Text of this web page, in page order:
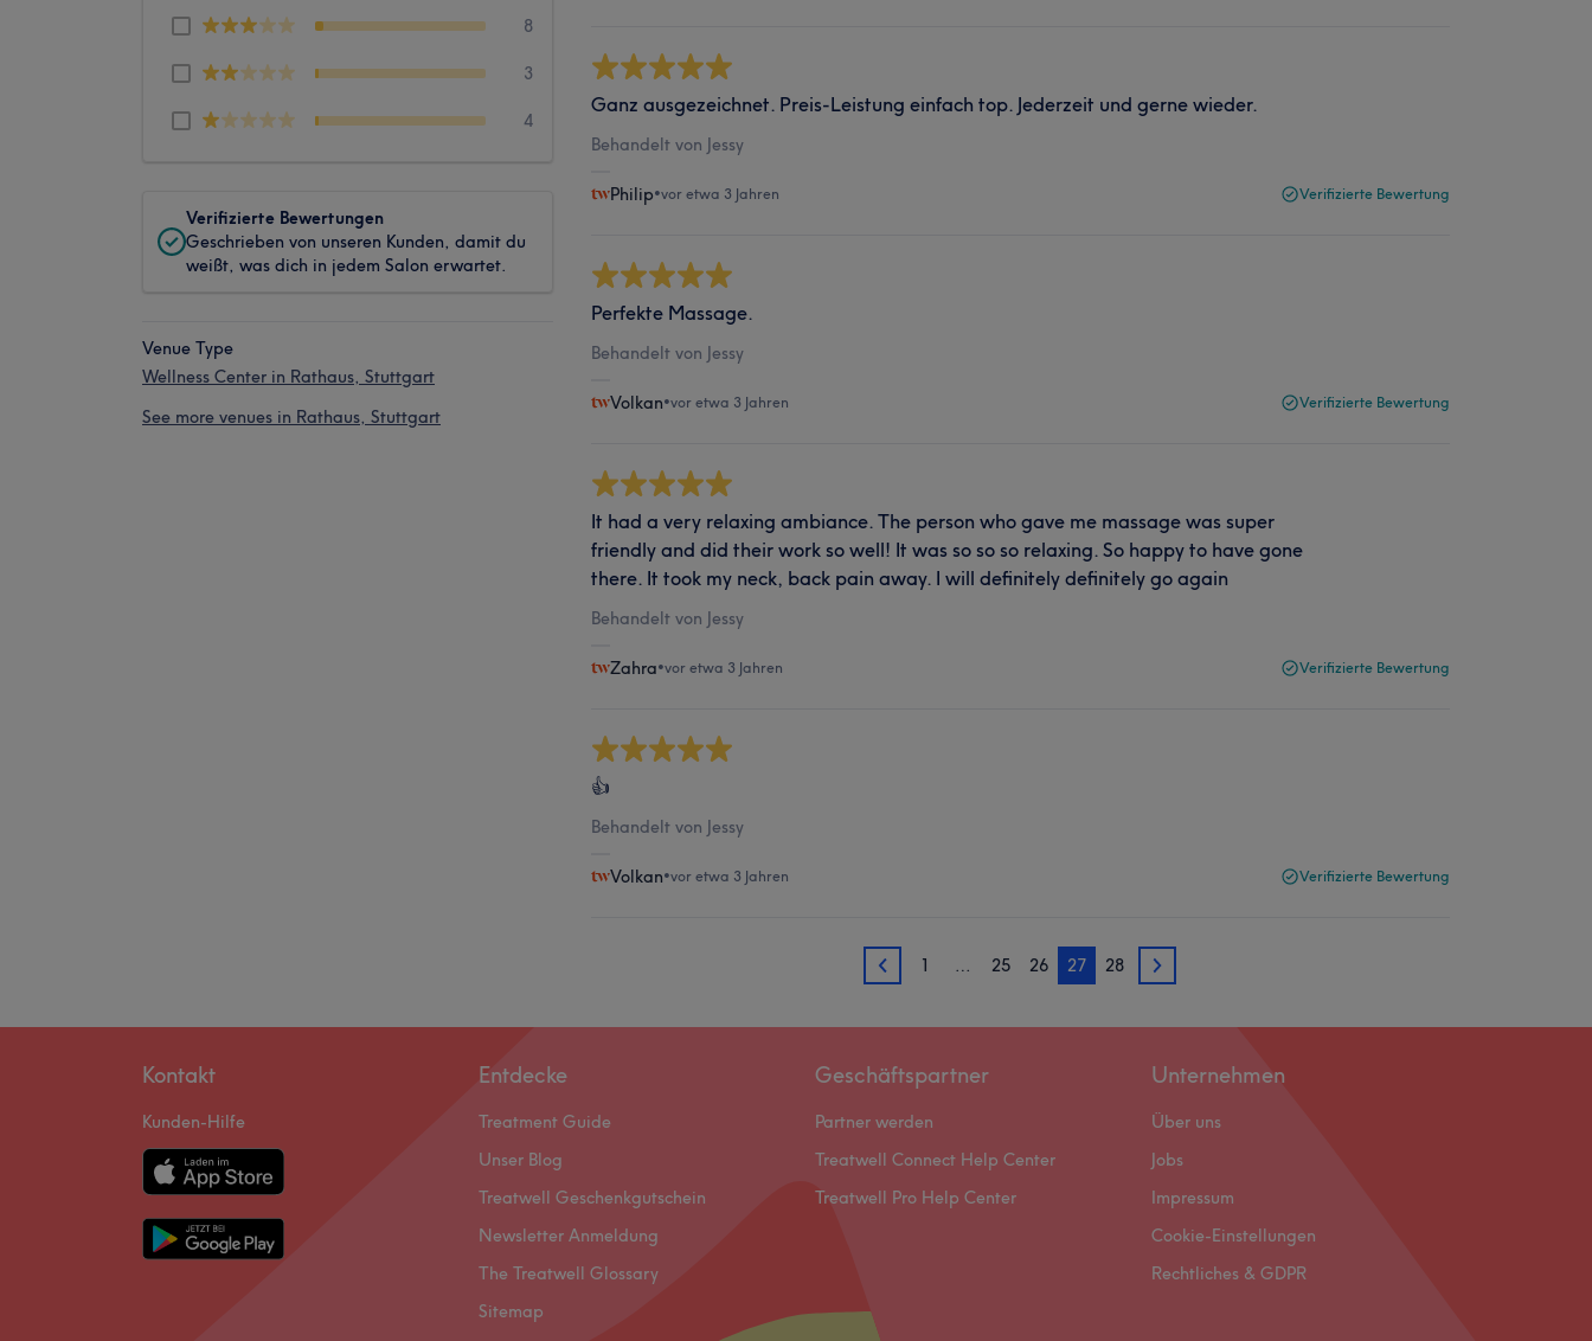
8
3
4
Verifizierte Bewertungen
Geschrieben von unseren Kunden, damit du
weißt, was dich in jedem Salon erwartet.
Venue Type
Wellness Center in Rathaus, Stuttgart
See more venues in Rathaus, Stuttgart
Ganz ausgezeichnet. Preis-Leistung einfach top. Jederzeit und gerne wieder.
Behandelt von Jessy
Philip•vor etwa 3 Jahren Verifizierte Bewertung
Perfekte Massage.
Behandelt von Jessy
Volkan•vor etwa 3 Jahren Verifizierte Bewertung
It had a very relaxing ambiance. The person who gave me massage was super
friendly and did their work so well! It was so so so relaxing. So happy to have gone
there. It took my neck, back pain away. I will definitely definitely go again
Behandelt von Jessy
Zahra•vor etwa 3 Jahren Verifizierte Bewertung
👍
Behandelt von Jessy
Volkan•vor etwa 3 Jahren Verifizierte Bewertung
26 1 … 25 26 27 28 28
Kontakt
Kunden-Hilfe
Entdecke
Treatment Guide
Unser Blog
Treatwell Geschenkgutschein
Newsletter Anmeldung
The Treatwell Glossary
Sitemap
Geschäftspartner
Partner werden
Treatwell Connect Help Center
Treatwell Pro Help Center
Unternehmen
Über uns
Jobs
Impressum
Cookie-Einstellungen
Rechtliches & GDPR